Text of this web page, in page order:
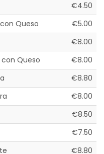
€4.50
Queso
€5.00
€8.00
Queso
€8.00
€8.80
€8.00
€8.50
€7.50
€8.80